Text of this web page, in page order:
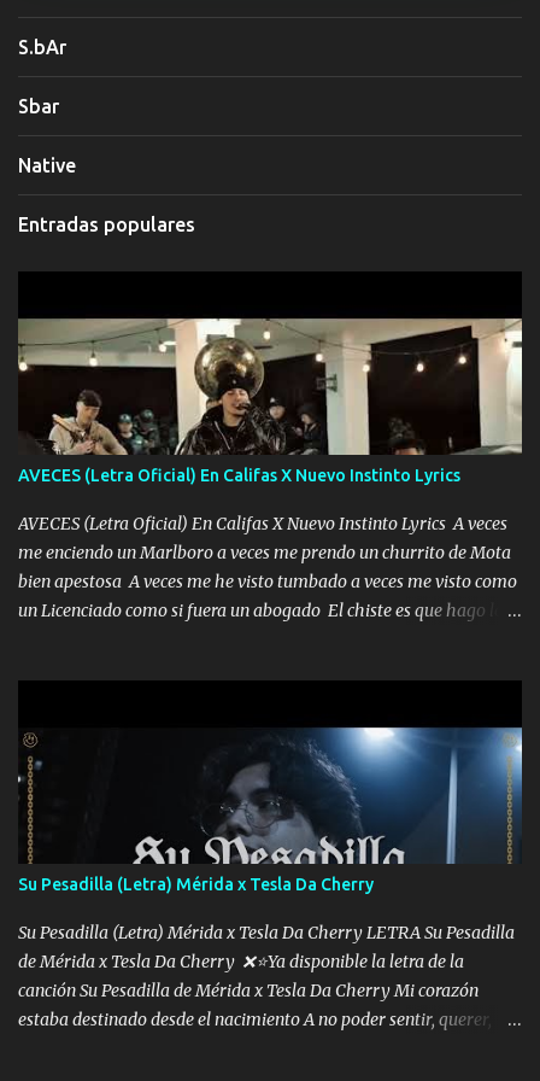
S.bAr
Sbar
Native
Entradas populares
AVECES (Letra Oficial) En Califas X Nuevo Instinto Lyrics
AVECES (Letra Oficial) En Califas X Nuevo Instinto Lyrics A veces
me enciendo un Marlboro a veces me prendo un churrito de Mota
bien apestosa A veces me he visto tumbado a veces me visto como
un Licenciado como si fuera un abogado El chiste es que hago lo
corriente no quieren verte subir de level trucha mis plebes Música
A veces me pongo un sombrero a veces me ven la cachucha de lado
con la mirada siempre en alto A veces me fajó una super o a veces
me fajó una Glock siempre armado todas las generaciones yo
traigo El chiste es que hago lo que quiero pues así soy me mandó
yo tengo el control a todos yo les paro el dedo soy hocicon un
malcriado un malandrón Que Les importa no saben nada falsas
las risas las que me miran hay gente corriente no quieren ve...
Su Pesadilla (Letra) Mérida x Tesla Da Cherry
Su Pesadilla (Letra) Mérida x Tesla Da Cherry LETRA Su Pesadilla
de Mérida x Tesla Da Cherry ❌⭐Ya disponible la letra de la
canción Su Pesadilla de Mérida x Tesla Da Cherry Mi corazón
estaba destinado desde el nacimiento A no poder sentir, querer,